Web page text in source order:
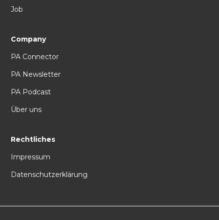
Job
Company
PA Connector
PA Newsletter
PA Podcast
Über uns
Rechtliches
Impressum
Datenschutzerklärung